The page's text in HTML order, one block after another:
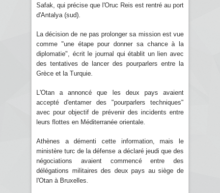
Safak, qui précise que l'Oruc Reis est rentré au port
d'Antalya (sud).
La décision de ne pas prolonger sa mission est vue
comme "une étape pour donner sa chance à la
diplomatie", écrit le journal qui établit un lien avec
des tentatives de lancer des pourparlers entre la
Grèce et la Turquie.
L'Otan a annoncé que les deux pays avaient
accepté d'entamer des "pourparlers techniques"
avec pour objectif de prévenir des incidents entre
leurs flottes en Méditerranée orientale.
Athènes a démenti cette information, mais le
ministère turc de la défense a déclaré jeudi que des
négociations avaient commencé entre des
délégations militaires des deux pays au siège de
l'Otan à Bruxelles.